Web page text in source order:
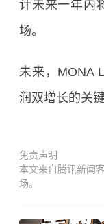
计未来一年内
场。
未来，MONA
润双增长的关键
免责声明
本文来自腾讯新闻
场。